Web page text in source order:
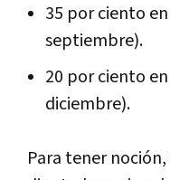
35 por ciento
septiembre).
20 por ciento
diciembre).
Para tener